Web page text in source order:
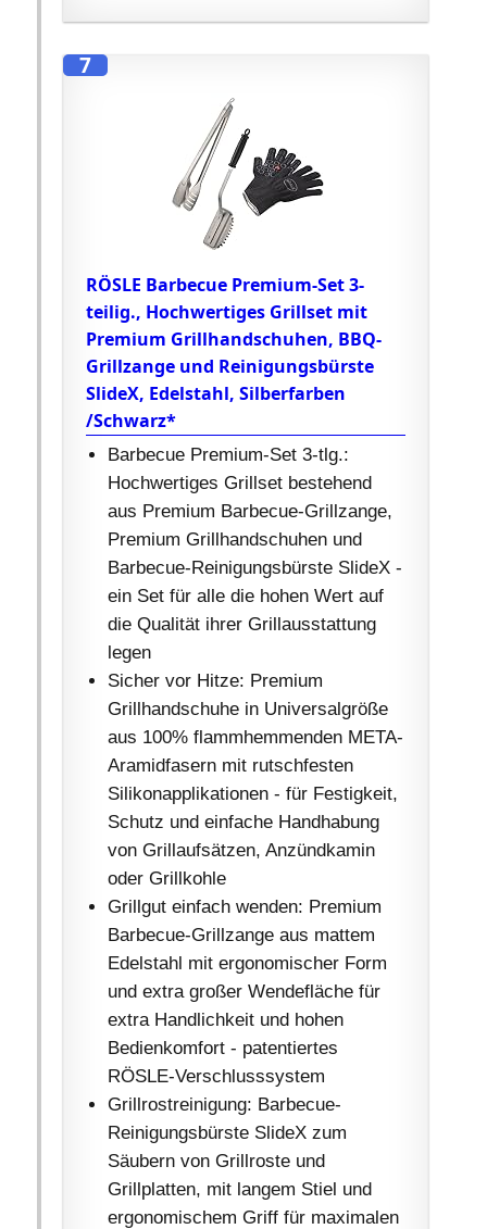
7
RÖSLE Barbecue Premium-Set 3-
teilig., Hochwertiges Grillset mit
Premium Grillhandschuhen, BBQ-
Grillzange und Reinigungsbürste
SlideX, Edelstahl, Silberfarben
/Schwarz*
Barbecue Premium-Set 3-tlg.:
Hochwertiges Grillset bestehend
aus Premium Barbecue-Grillzange,
Premium Grillhandschuhen und
Barbecue-Reinigungsbürste SlideX -
ein Set für alle die hohen Wert auf
die Qualität ihrer Grillausstattung
legen
Sicher vor Hitze: Premium
Grillhandschuhe in Universalgröße
aus 100% flammhemmenden META-
Aramidfasern mit rutschfesten
Silikonapplikationen - für Festigkeit,
Schutz und einfache Handhabung
von Grillaufsätzen, Anzündkamin
oder Grillkohle
Grillgut einfach wenden: Premium
Barbecue-Grillzange aus mattem
Edelstahl mit ergonomischer Form
und extra großer Wendefläche für
extra Handlichkeit und hohen
Bedienkomfort - patentiertes
RÖSLE-Verschlusssystem
Grillrostreinigung: Barbecue-
Reinigungsbürste SlideX zum
Säubern von Grillroste und
Grillplatten, mit langem Stiel und
ergonomischem Griff für maximalen